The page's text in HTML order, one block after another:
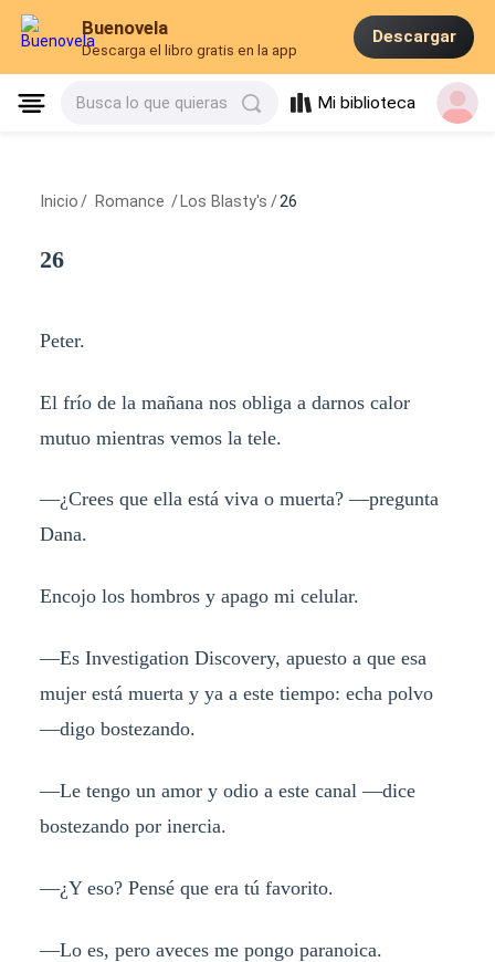
Buenovela
Descarga el libro gratis en la app
Descargar
Busca lo que quieras Mi biblioteca
Inicio / Romance / Los Blasty's / 26
26
Peter.
El frío de la mañana nos obliga a darnos calor
mutuo mientras vemos la tele.
—¿Crees que ella está viva o muerta? —pregunta
Dana.
Encojo los hombros y apago mi celular.
—Es Investigation Discovery, apuesto a que esa
mujer está muerta y ya a este tiempo: echa polvo
—digo bostezando.
—Le tengo un amor y odio a este canal —dice
bostezando por inercia.
—¿Y eso? Pensé que era tú favorito.
—Lo es, pero aveces me pongo paranoica.